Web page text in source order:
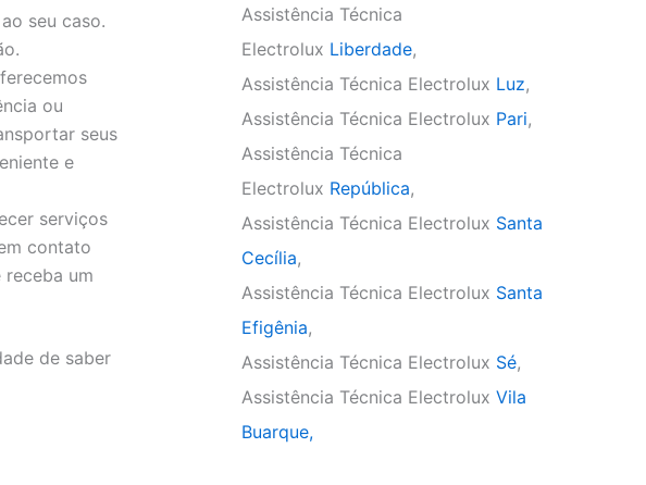
seu caso.
ou
seus
e
serviços
contato
um
de saber
Assistência Técnica
Electrolux Liberdade,
Assistência Técnica Electrolux Luz,
Assistência Técnica Electrolux Pari,
Assistência Técnica
Electrolux República,
Assistência Técnica Electrolux Santa
Cecília,
Assistência Técnica Electrolux Santa
Efigênia,
Assistência Técnica Electrolux Sé,
Assistência Técnica Electrolux Vila
Buarque,